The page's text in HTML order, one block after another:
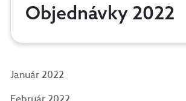
Objednávky 2022
Január 2022